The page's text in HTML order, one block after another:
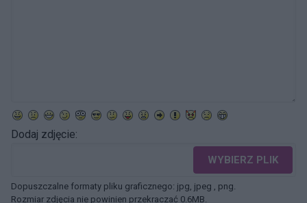
Dodaj zdjęcie:
WYBIERZ PLIK
Dopuszczalne formaty pliku graficznego: jpg, jpeg , png.
Rozmiar zdjęcia nie powinien przekraczać 0.6MB.